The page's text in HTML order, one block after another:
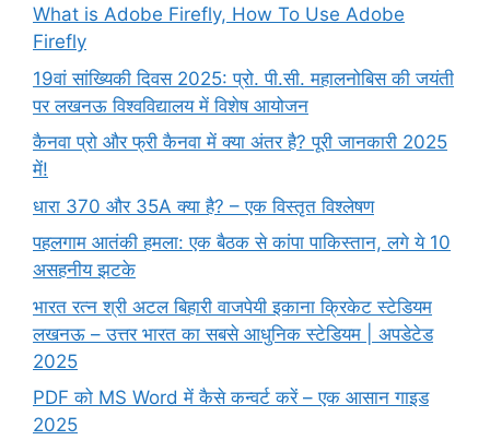
What is Adobe Firefly, How To Use Adobe
Firefly
19वां सांख्यिकी दिवस 2025: प्रो. पी.सी. महालनोबिस की जयंती
पर लखनऊ विश्वविद्यालय में विशेष आयोजन
कैनवा प्रो और फ्री कैनवा में क्या अंतर है? पूरी जानकारी 2025
में!
धारा 370 और 35A क्या है? – एक विस्तृत विश्लेषण
पहलगाम आतंकी हमला: एक बैठक से कांपा पाकिस्तान, लगे ये 10
असहनीय झटके
भारत रत्न श्री अटल बिहारी वाजपेयी इकाना क्रिकेट स्टेडियम
लखनऊ – उत्तर भारत का सबसे आधुनिक स्टेडियम | अपडेटेड
2025
PDF को MS Word में कैसे कन्वर्ट करें – एक आसान गाइड
2025